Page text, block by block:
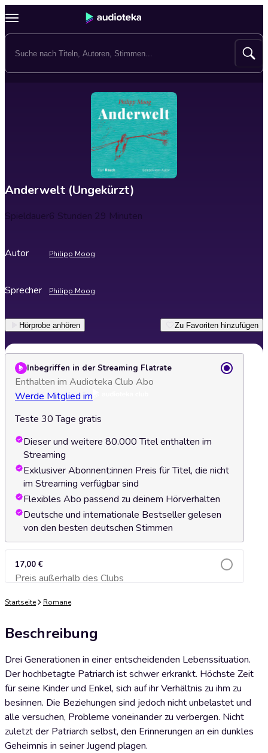
Anderwelt (Ungekürzt)
Spieldauer6 Stunden 29 Minuten
Autor Philipp Moog
Sprecher Philipp Moog
Hörprobe anhören Zu Favoriten hinzufügen
Inbegriffen in der Streaming Flatrate
Enthalten im Audioteka Club Abo
Werde Mitglied im
Teste 30 Tage gratis
Dieser und weitere 80.000 Titel enthalten im
Streaming
Exklusiver Abonnent:innen Preis für Titel, die nicht
im Streaming verfügbar sind
Flexibles Abo passend zu deinem Hörverhalten
Deutsche und internationale Bestseller gelesen
von den besten deutschen Stimmen
17,00 €
Preis außerhalb des ClubsZum Warenkorb hinzufügen
Startseite Romane
Beschreibung
Drei Generationen in einer entscheidenden Lebenssituation.
Der hochbetagte Patriarch ist schwer erkrankt. Höchste Zeit
für seine Kinder und Enkel, sich auf ihr Verhältnis zu ihm zu
besinnen. Die Beziehungen sind jedoch nicht unbelastet und
alle versuchen, Probleme voneinander zu verbergen. Nicht
zuletzt der Patriarch selbst, den Erinnerungen an ein dunkles
Geheimnis in seiner Jugend plagen.